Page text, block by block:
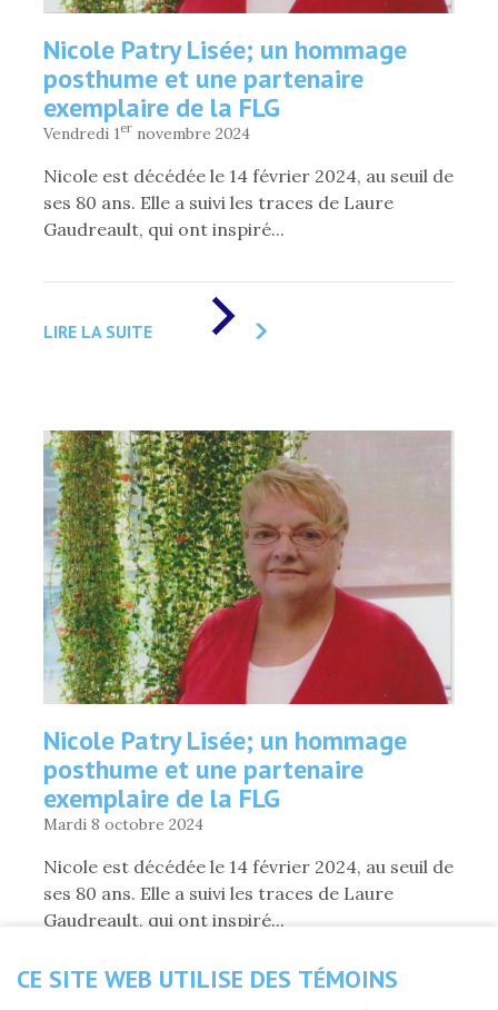
Nicole Patry Lisée; un hommage
posthume et une partenaire
exemplaire de la FLG
Vendredi 1er novembre 2024
Nicole est décédée le 14 février 2024, au seuil de
ses 80 ans. Elle a suivi les traces de Laure
Gaudreault, qui ont inspiré...
LIRE LA SUITENICOLE
POSTHUME
ET
UNE
PARTENAIRE
EXEMPLAIRE
DE
LA
FLG
»
Nicole Patry Lisée; un hommage
posthume et une partenaire
exemplaire de la FLG
Mardi 8 octobre 2024
Nicole est décédée le 14 février 2024, au seuil de
ses 80 ans. Elle a suivi les traces de Laure
Gaudreault, qui ont inspiré...
DE
CE SITE WEB UTILISE DES TÉMOINS